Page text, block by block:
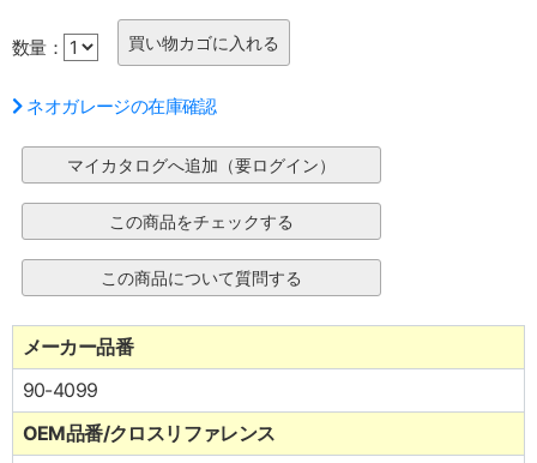
数量：
ネオガレージの在庫確認
メーカー品番
90-4099
OEM品番/クロスリファレンス